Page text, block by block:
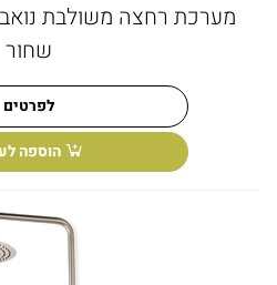
מערכת רחצה משולבת
שחור
לפרטים
הוספה